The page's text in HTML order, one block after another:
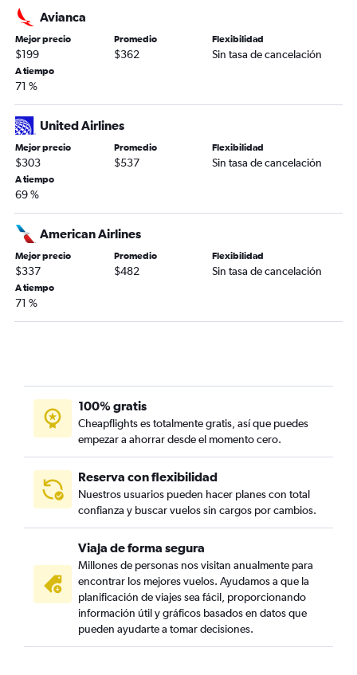
Avianca
Mejor precio
$199
Promedio
$362
Flexibilidad
Sin tasa de cancelación
A tiempo
71 %
United Airlines
Mejor precio
$303
Promedio
$537
Flexibilidad
Sin tasa de cancelación
A tiempo
69 %
American Airlines
Mejor precio
$337
Promedio
$482
Flexibilidad
Sin tasa de cancelación
A tiempo
71 %
100% gratis
Cheapflights es totalmente gratis, así que puedes
empezar a ahorrar desde el momento cero.
Reserva con flexibilidad
Nuestros usuarios pueden hacer planes con total
confianza y buscar vuelos sin cargos por cambios.
Viaja de forma segura
Millones de personas nos visitan anualmente para
encontrar los mejores vuelos. Ayudamos a que la
planificación de viajes sea fácil, proporcionando
información útil y gráficos basados en datos que
pueden ayudarte a tomar decisiones.